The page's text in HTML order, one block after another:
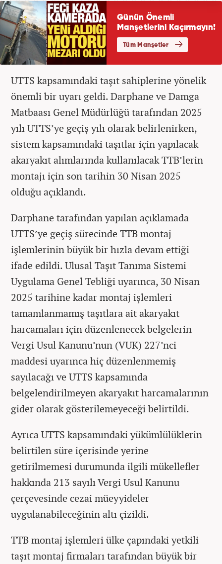
UTTS kapsamındaki taşıt sahiplerine yönelik
önemli bir uyarı geldi. Darphane ve Damga
Matbaası Genel Müdürlüğü tarafından 2025
yılı UTTS’ye geçiş yılı olarak belirlenirken,
sistem kapsamındaki taşıtlar için yapılacak
akaryakıt alımlarında kullanılacak TTB’lerin
montajı için son tarihin 30 Nisan 2025
olduğu açıklandı.
Darphane tarafından yapılan açıklamada
UTTS’ye geçiş sürecinde TTB montaj
işlemlerinin büyük bir hızla devam ettiği
ifade edildi. Ulusal Taşıt Tanıma Sistemi
Uygulama Genel Tebliği uyarınca, 30 Nisan
2025 tarihine kadar montaj işlemleri
tamamlanmamış taşıtlara ait akaryakıt
harcamaları için düzenlenecek belgelerin
Vergi Usul Kanunu’nun (VUK) 227’nci
maddesi uyarınca hiç düzenlenmemiş
sayılacağı ve UTTS kapsamında
belgelendirilmeyen akaryakıt harcamalarının
gider olarak gösterilemeyeceği belirtildi.
Ayrıca UTTS kapsamındaki yükümlülüklerin
belirtilen süre içerisinde yerine
getirilmemesi durumunda ilgili mükellefler
hakkında 213 sayılı Vergi Usul Kanunu
çerçevesinde cezai müeyyideler
uygulanabileceğinin altı çizildi.
TTB montaj işlemleri ülke çapındaki yetkili
taşıt montaj firmaları tarafından büyük bir